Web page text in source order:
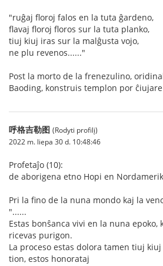
"ruĝaj floroj falos en la tuta ĝardeno,
flavaj floroj floros sur la tuta planko,
tiuj kiuj iras sur la malĝusta vojo,
ne plu revenos......"
Post la morto de la frenezulino,
Baoding, konstruis templon por
呼格吉勒图 (Rodyti profilį)
2022 m. liepa 30 d. 10:48:46
Profetaĵo (10):
de aborigena etno Hopi en
Pri la fino de la nuna mondo kaj la
"......
Estas bonŝanca vivi en la nuna epoko,
ricevas purigon.
La proceso estas dolora tamen tiuj
tion, estos honorataj